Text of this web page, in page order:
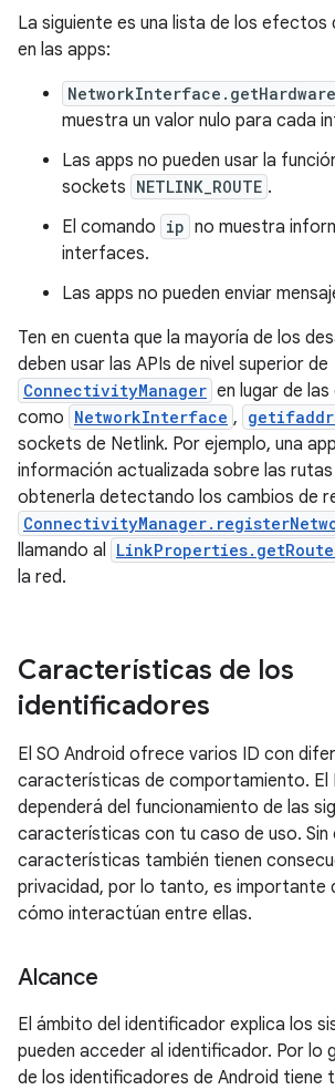
La siguiente es una lista de los efectos
en las apps:
muestra un valor nulo para cada
Las apps no pueden usar la
sockets NETLINK_ROUTE .
El comando ip no muestra
interfaces.
Las apps no pueden enviar
Ten en cuenta que la mayoría de los
deben usar las APIs de nivel superior de
ConnectivityManager en lugar de
como NetworkInterface ,
sockets de Netlink. Por ejemplo, una
información actualizada sobre las
obtenerla detectando los cambios de
llamando al
la red.
Características de los
identificadores
El SO Android ofrece varios ID con
características de comportamiento. El
dependerá del funcionamiento de las
características con tu caso de uso. Sin
características también tienen
privacidad, por lo tanto, es importante
cómo interactúan entre ellas.
Alcance
El ámbito del identificador explica los
pueden acceder al identificador. Por lo
de los identificadores de Android tiene